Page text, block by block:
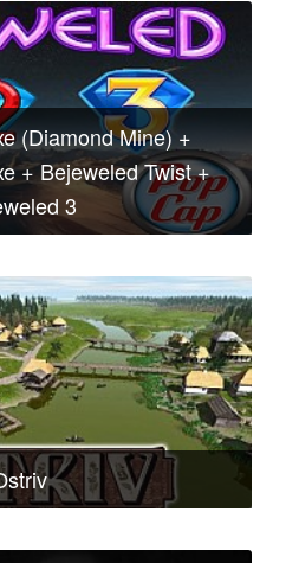
(Diamond Mine) +
+ Bejeweled Twist +
3